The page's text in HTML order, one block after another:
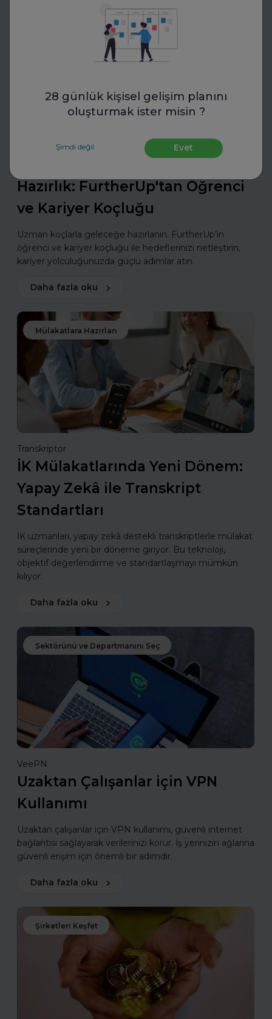
28 günlük kişisel gelişim planını
oluşturmak ister misin ?
Şimdi değil Evet
İş Hayatında Başarı
FurtherUp
Hazırlık: FurtherUp'tan Öğrenci
ve Kariyer Koçluğu
Uzman koçlarla geleceğe hazırlanın. FurtherUp’ın
öğrenci ve kariyer koçluğu ile hedeflerinizi netleştirin,
kariyer yolculuğunuzda güçlü adımlar atın.
Daha fazla oku
Mülakatlara Hazırlan
Transkriptor
İK Mülakatlarında Yeni Dönem:
Yapay Zekâ ile Transkript
Standartları
İK uzmanları, yapay zekâ destekli transkriptlerle mülakat
süreçlerinde yeni bir döneme giriyor. Bu teknoloji,
objektif değerlendirme ve standartlaşmayı mümkün
kılıyor.
Daha fazla oku
Sektörünü ve Departmanını Seç
VeePN
Uzaktan Çalışanlar için VPN
Kullanımı
Uzaktan çalışanlar için VPN kullanımı, güvenli internet
bağlantısı sağlayarak verilerinizi korur. İş yerinizin ağlarına
güvenli erişim için önemli bir adımdır.
Daha fazla oku
Şirketleri Keşfet